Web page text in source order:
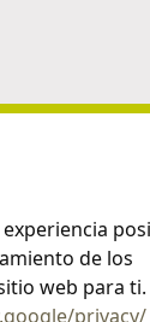
de los
web para ti.
privacy/